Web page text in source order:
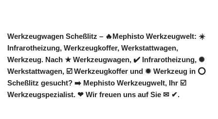
Werkzeugwagen Scheßlitz – 🔥Mephisto Werkzeugwelt: ☀️
Infrarotheizung, Werkzeugkoffer, Werkstattwagen,
Werkzeug. Nach ★ Werkzeugwagen, ✔️ Infrarotheizung, ✺
Werkstattwagen, ☑️ Werkzeugkoffer und ✹ Werkzeug in ⭕
Scheßlitz gesucht? ➡️ Mephisto Werkzeugwelt, Ihr ☑️
Werkzeugspezialist. ❤ Wir freuen uns auf Sie ✉ ✔.